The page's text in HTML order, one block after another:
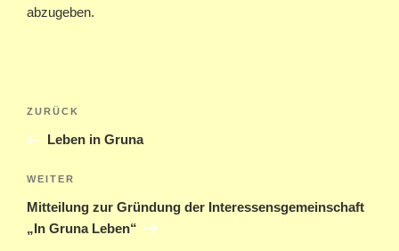
abzugeben.
Beitragsnavigation
Vorheriger
Beitrag
ZURÜCK
Leben in Gruna
Nächster
Beitrag
WEITER
Mitteilung zur Gründung der Interessensgemeinschaft
„In Gruna Leben“